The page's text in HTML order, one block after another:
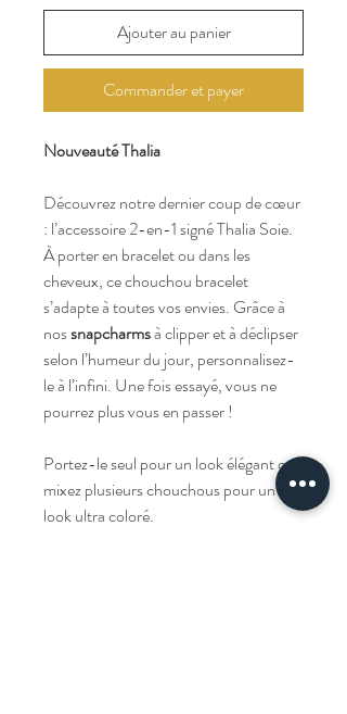
Ajouter au panier
Commander et payer
Nouveauté Thalia
Découvrez notre dernier coup de cœur
: l’accessoire 2-en-1 signé Thalia Soie.
À porter en bracelet ou dans les
cheveux, ce chouchou bracelet
s’adapte à toutes vos envies. Grâce à
nossnapcharmsà clipper et à déclipser
selon l’humeur du jour, personnalisez-
le à l’infini. Une fois essayé, vous ne
pourrez plus vous en passer !
Portez-le seul pour un look élégant ou
mixez plusieurs chouchous pour un
look ultra coloré.